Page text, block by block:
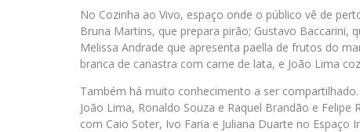
No Cozinha ao Vivo, espaço onde o público vê de
Bruna Martins, que prepara pirão; Gustavo
Melissa Andrade que apresenta paella de frutos do
branca de canastra com carne de lata, e João Lima
Também há muito conhecimento a ser
João Lima, Ronaldo Souza e Raquel Brandão e
com Caio Soter, Ivo Faria e Juliana Duarte no Espaço